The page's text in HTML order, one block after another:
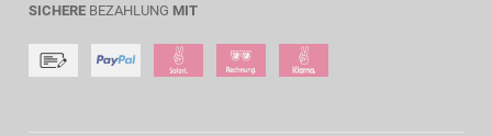
SICHERE BEZAHLUNG MIT